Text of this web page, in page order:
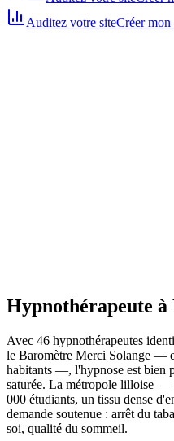
Auditez votre siteCréer mon
Hypnothérapeute à
Avec 46 hypnothérapeutes
le Baromètre Merci Solange —
habitants —, l'hypnose est bien
saturée. La métropole lilloise —
000 étudiants, un tissu dense
demande soutenue : arrêt du
soi, qualité du sommeil.